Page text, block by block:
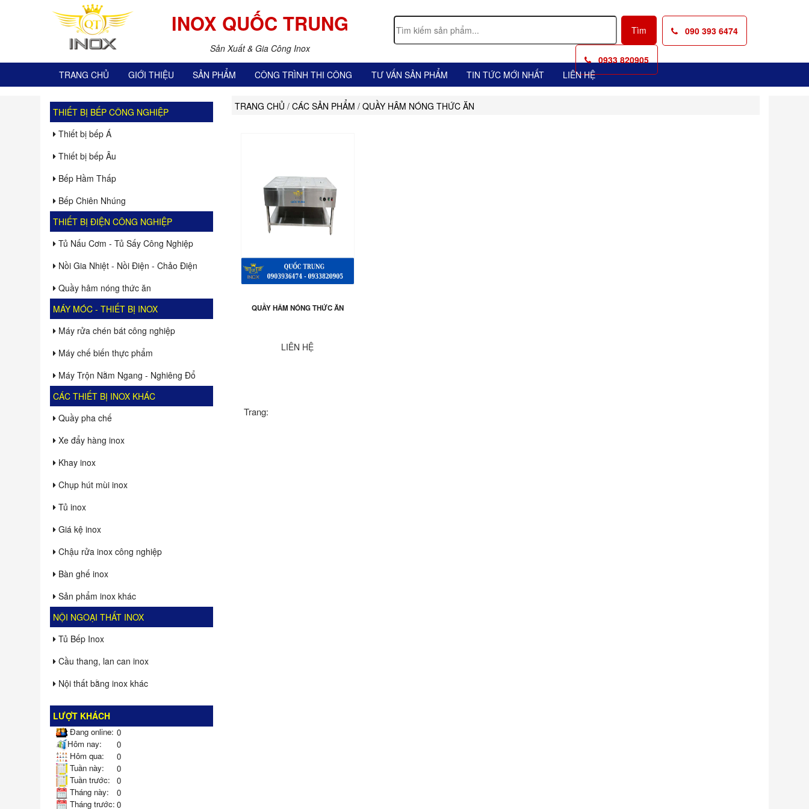
INOX QUỐC TRUNG
Sản Xuất & Gia Công Inox
090 393 6474
0933 820905
TRANG CHỦ
GIỚI THIỆU SẢN PHẨM CÔNG TRÌNH THI CÔNG TƯ VẤN SẢN PHẨM TIN TỨC MỚI NHẤT LIÊN HỆ
THIẾT BỊ BẾP CÔNG NGHIỆP
Thiết bị bếp Á
Thiết bị bếp Âu
Bếp Hầm Thấp
Bếp Chiên Nhúng
THIẾT BỊ ĐIỆN CÔNG NGHIỆP
Tủ Nấu Cơm - Tủ Sấy Công Nghiệp
Nồi Gia Nhiệt - Nồi Điện - Chảo Điện
Quầy hâm nóng thức ăn
MÁY MÓC - THIẾT BỊ INOX
Máy rửa chén bát công nghiệp
Máy chế biến thực phẩm
Máy Trộn Nằm Ngang - Nghiêng Đổ
CÁC THIẾT BỊ INOX KHÁC
Quầy pha chế
Xe đẩy hàng inox
Khay inox
Chụp hút mùi inox
Tủ inox
Giá kệ inox
Chậu rửa inox công nghiệp
Bàn ghế inox
Sản phẩm inox khác
NỘI NGOẠI THẤT INOX
Tủ Bếp Inox
Cầu thang, lan can inox
Nội thất bằng inox khác
LƯỢT KHÁCH
Đang online: 0
Hôm nay:
0
Hôm qua:
0
Tuần này:
0
Tuần trước:
0
Tháng này:
0
Tháng trước: 0
TRANG CHỦ / CÁC SẢN PHẨM / QUẦY HÂM NÓNG THỨC ĂN
QUẦY HÂM NÓNG THỨC ĂN
LIÊN HỆ
Trang: